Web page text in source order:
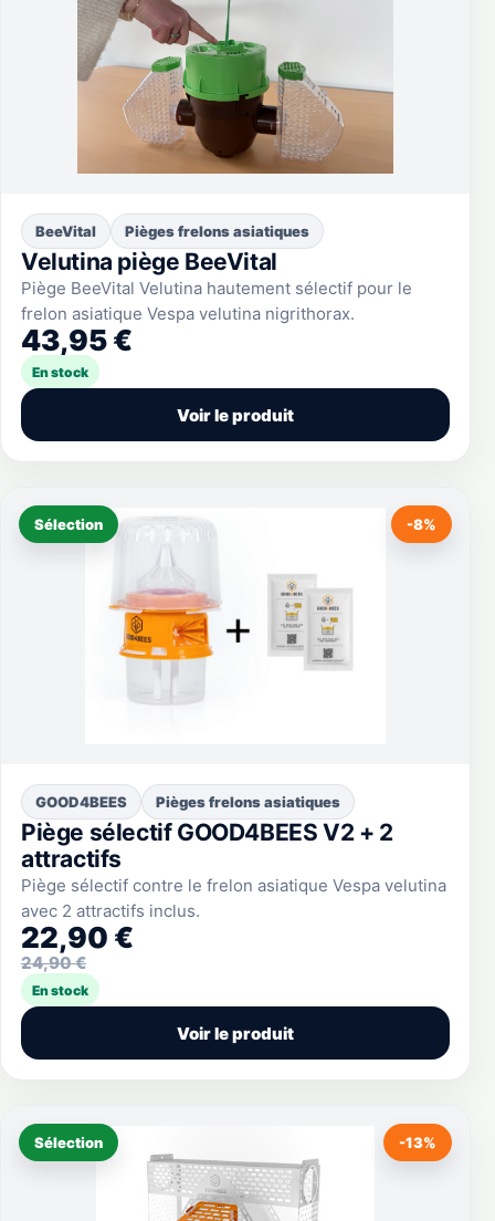
BeeVital Pièges frelons asiatiques
Velutina piège BeeVital
Piège BeeVital Velutina hautement sélectif pour le
frelon asiatique Vespa velutina nigrithorax.
43,95 €
En stock
Voir le produit
Sélection -8%
GOOD4BEES Pièges frelons asiatiques
Piège sélectif GOOD4BEES V2 + 2
attractifs
Piège sélectif contre le frelon asiatique Vespa velutina
avec 2 attractifs inclus.
22,90 €
24,90 €
En stock
Voir le produit
Sélection -13%